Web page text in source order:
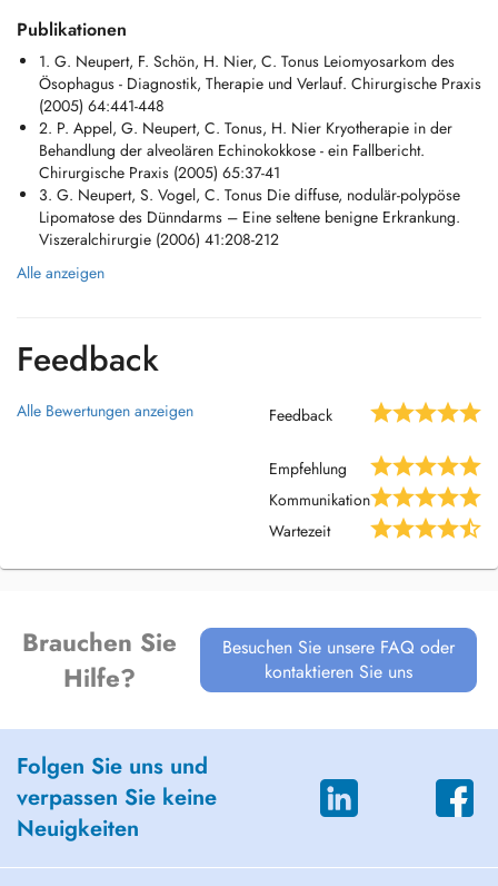
Die Enddarm- und Hernienchirurgie, Chirurgie der Körperoberfläche,
Dickdarm- und Mastdarmspiegelung, die Mitbehandlung von
Krampfadererkrankungen sowie die Behandlung von chronischen
Wunden gehören zu meinen Schwerpunkten. Zur Indikationsstellung
führen wir spezielle Ultraschall- und Duplexuntersuchungen der
Bauchwand und Beinvenen durch.
Die regelmäßige Teilnahme an Fort- und
Weiterbildungsveranstaltungen im Bereich der Endoskopie, Hernien-
und Venenchirurgie gehören für mich zur Selbstverständlichkeit, um
Ihnen nach dem aktuellsten wissenschaftlichen Stand die besten,
verträglichsten und modernsten Behandlungsmethoden anbieten zu
Publikationen
1. G. Neupert, F. Schön, H. Nier, C. Tonus Leiomyosarkom des
Ösophagus - Diagnostik, Therapie und Verlauf. Chirurgische Praxis
(2005) 64:441-448
2. P. Appel, G. Neupert, C. Tonus, H. Nier Kryotherapie in der
Behandlung der alveolären Echinokokkose - ein Fallbericht.
Chirurgische Praxis (2005) 65:37-41
3. G. Neupert, S. Vogel, C. Tonus Die diffuse, nodulär-polypöse
Lipomatose des Dünndarms – Eine seltene benigne Erkrankung.
Viszeralchirurgie (2006) 41:208-212
Alle anzeigen
Feedback
Alle Bewertungen anzeigen Feedback
Empfehlung
Kommunikation
Wartezeit
Brauchen Sie
Hilfe?
Besuchen Sie unsere FAQ oder
kontaktieren Sie uns
Folgen Sie uns und
verpassen Sie keine
Neuigkeiten